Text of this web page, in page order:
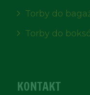
Torby do
Torby do
KONTAKT